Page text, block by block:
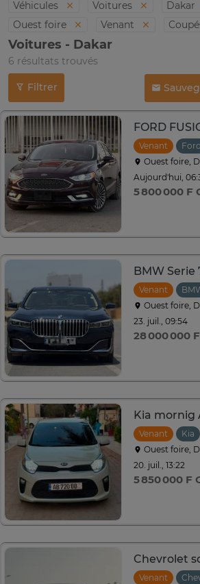
Véhicules
Voitures
Dakar
Ouest foire
Venant
Voitures - Dakar
6 résultats trouvés
Filtrer
Venant Ford
Ouest foire,
Aujourd'hui,
5 800 000 F
Venant
Ouest foire,
23. juil., 09:54
28 000 000
Venant Kia
Ouest foire,
20. juil., 13:22
5 850 000 F
Chevrolet
Venant